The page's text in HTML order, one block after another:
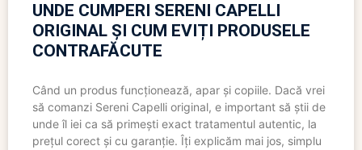
UNDE CUMPERI SERENI CAPELLI
ORIGINAL ȘI CUM EVIȚI PRODUSELE
CONTRAFĂCUTE
Când un produs funcționează, apar și copiile. Dacă vrei
să comanzi Sereni Capelli original, e important să știi de
unde îl iei ca să primești exact tratamentul autentic, la
prețul corect și cu garanție. Îți explicăm mai jos, simplu